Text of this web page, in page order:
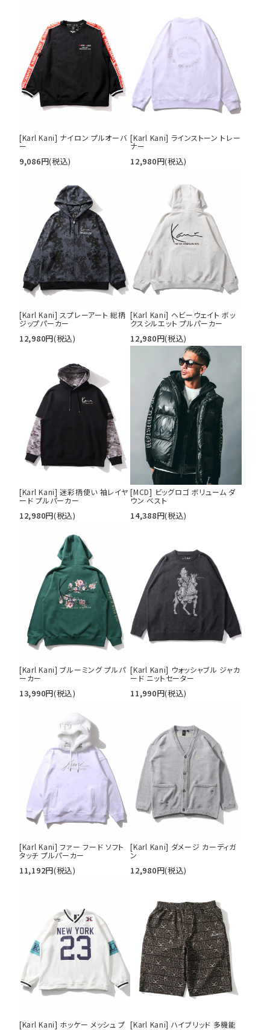
カテゴリ
M
XL
XXXL
34inc
36inc
38inc
KIDS
カラー
tune 絞り込んで検索する
[Karl Kani] ナイロン プルオーバ
ー
9,086円(税込)
[Karl Kani] ラインストーン トレー
ナー
12,980円(税込)
[Karl Kani] スプレーアート 総柄
ジップパーカー
12,980円(税込)
[Karl Kani] ヘビーウェイト ボッ
クスシルエット プルパーカー
12,980円(税込)
[Karl Kani] 迷彩柄使い 袖レイヤ
ード プルパーカー
12,980円(税込)
[MCD] ビッグロゴ ボリューム ダ
ウン ベスト
14,388円(税込)
[Karl Kani] ブルーミング プルパ
ーカー
13,990円(税込)
[Karl Kani] ウォッシャブル ジャカ
ード ニットセーター
11,990円(税込)
[Karl Kani] ファー フード ソフト
タッチ プルパーカー
11,192円(税込)
[Karl Kani] ダメージ カーディガ
ン
12,980円(税込)
[Karl Kani] ホッケー メッシュ プ [Karl Kani] ハイブリッド 多機能